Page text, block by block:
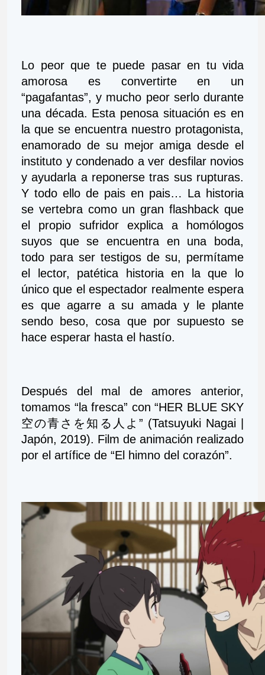
Lo peor que te puede pasar en tu vida
amorosa es convertirte en un
“pagafantas”, y mucho peor serlo durante
una década. Esta penosa situación es en
la que se encuentra nuestro protagonista,
enamorado de su mejor amiga desde el
instituto y condenado a ver desfilar novios
y ayudarla a reponerse tras sus rupturas.
Y todo ello de pais en pais… La historia
se vertebra como un gran flashback que
el propio sufridor explica a homólogos
suyos que se encuentra en una boda,
todo para ser testigos de su, permítame
el lector, patética historia en la que lo
único que el espectador realmente espera
es que agarre a su amada y le plante
sendo beso, cosa que por supuesto se
hace esperar hasta el hastío.
Después del mal de amores anterior,
tomamos “la fresca” con “HER BLUE SKY
空の青さを知る人よ” (Tatsuyuki Nagai |
Japón, 2019). Film de animación realizado
por el artífice de “El himno del corazón”.